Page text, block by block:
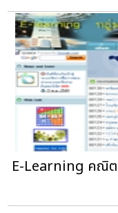
E-Learning คณิตศาสตร์ ม.2‏ ผ